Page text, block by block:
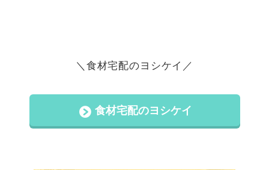
＼食材宅配のヨシケイ／
食材宅配のヨシケイ